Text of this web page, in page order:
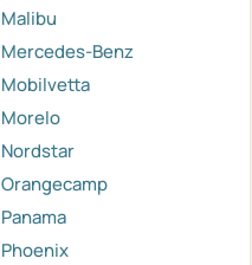
Malibu
Mercedes-Benz
Mobilvetta
Morelo
Nordstar
Orangecamp
Panama
Phoenix